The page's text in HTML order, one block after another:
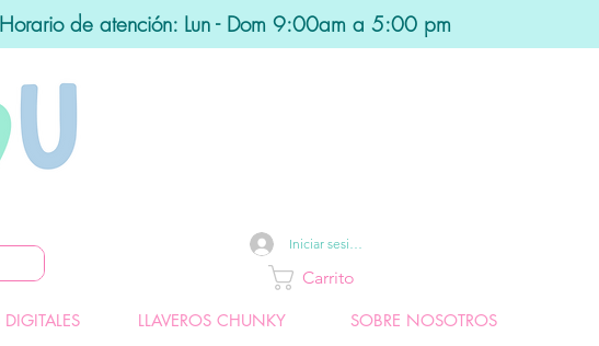
Horario de atención: Lun - Dom 9:00am a 5:00 pm
Iniciar sesión
Carrito
LLAVEROS CHUNKY SOBRE NOSOTROS